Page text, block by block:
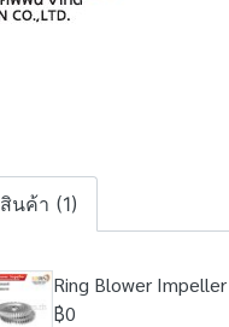
สินค้า (1)
Ring Blower Impeller
฿0